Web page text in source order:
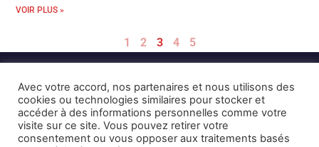
VOIR PLUS »
1 2 3 4 5
Mentions Légales et CGU Crédits
Avec votre accord, nos partenaires et nous utilisons des
cookies ou technologies similaires pour stocker et
accéder à des informations personnelles comme votre
visite sur ce site. Vous pouvez retirer votre
consentement ou vous opposer aux traitements basés